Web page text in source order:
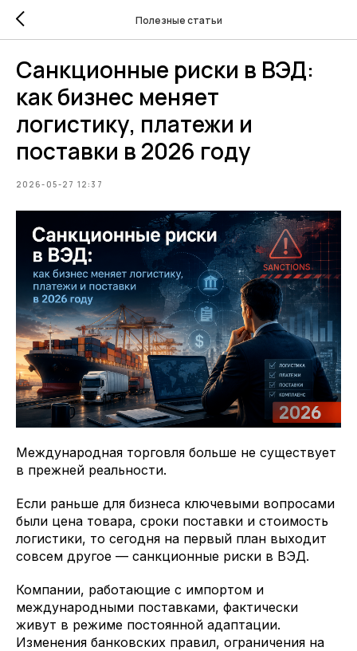
Полезные статьи
Санкционные риски в ВЭД:
как бизнес меняет
логистику, платежи и
поставки в 2026 году
2026-05-27 12:37
Международная торговля больше не существует
в прежней реальности.
Если раньше для бизнеса ключевыми вопросами
были цена товара, сроки поставки и стоимость
логистики, то сегодня на первый план выходит
совсем другое — санкционные риски в ВЭД.
Компании, работающие с импортом и
международными поставками, фактически
живут в режиме постоянной адаптации.
Изменения банковских правил, ограничения на